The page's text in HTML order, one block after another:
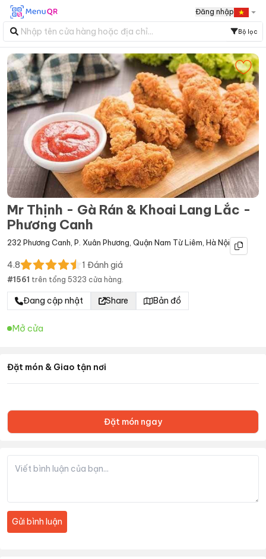
Đăng nhập
Bộ lọc
Mr Thịnh - Gà Rán & Khoai Lang Lắc -
Phương Canh
232 Phương Canh P. Xuân Phương Quận Nam Từ Liêm Hà Nội
4.8 1 Đánh giá
#1561 trên tổng 5323 cửa hàng.
Đang cập nhật Share Bản đồ
Mở cửa
Đặt món & Giao tận nơi
Đặt món ngay
Gửi bình luận